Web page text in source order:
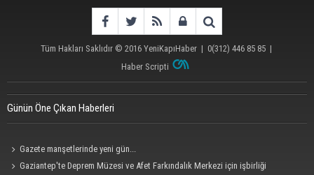
Tüm Hakları Saklıdır © 2016 YeniKapıHaber| 0(312) 446 85 85|
Haber Scripti
Günün Öne Çıkan Haberleri
Gazete manşetlerinde yeni gün...
Gaziantep'te Deprem Müzesi ve Afet Farkındalık Merkezi için işbirliği